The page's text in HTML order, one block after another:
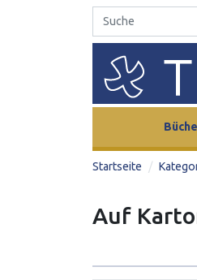
Startseite
Auf